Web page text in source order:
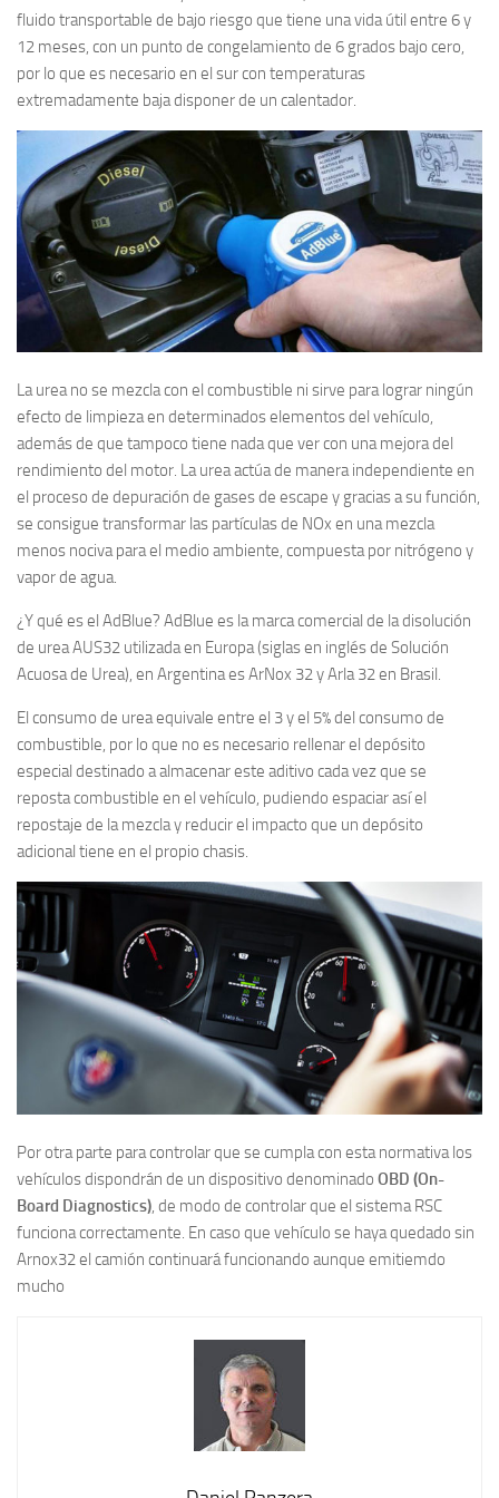
fluido transportable de bajo riesgo que tiene una vida útil entre 6 y
12 meses, con un punto de congelamiento de 6 grados bajo cero,
por lo que es necesario en el sur con temperaturas
extremadamente baja disponer de un calentador.
La urea no se mezcla con el combustible ni sirve para lograr ningún
efecto de limpieza en determinados elementos del vehículo,
además de que tampoco tiene nada que ver con una mejora del
rendimiento del motor. La urea actúa de manera independiente en
el proceso de depuración de gases de escape y gracias a su función,
se consigue transformar las partículas de NOx en una mezcla
menos nociva para el medio ambiente, compuesta por nitrógeno y
vapor de agua.
¿Y qué es el AdBlue? AdBlue es la marca comercial de la disolución
de urea AUS32 utilizada en Europa (siglas en inglés de Solución
Acuosa de Urea), en Argentina es ArNox 32 y Arla 32 en Brasil.
El consumo de urea equivale entre el 3 y el 5% del consumo de
combustible, por lo que no es necesario rellenar el depósito
especial destinado a almacenar este aditivo cada vez que se
reposta combustible en el vehículo, pudiendo espaciar así el
repostaje de la mezcla y reducir el impacto que un depósito
adicional tiene en el propio chasis.
Por otra parte para controlar que se cumpla con esta normativa los
vehículos dispondrán de un dispositivo denominado OBD (On-
Board Diagnostics), de modo de controlar que el sistema RSC
funciona correctamente. En caso que vehículo se haya quedado sin
Arnox32 el camión continuará funcionando aunque emitiemdo
mucho